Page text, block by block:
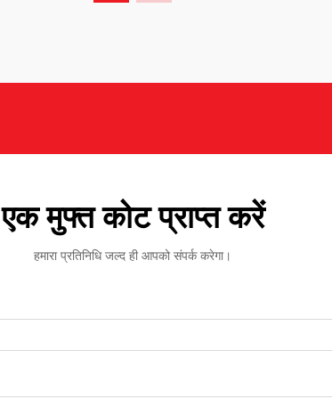
एक मुफ्त कोट प्राप्त करें
हमारा प्रतिनिधि जल्द ही आपको संपर्क करेगा।